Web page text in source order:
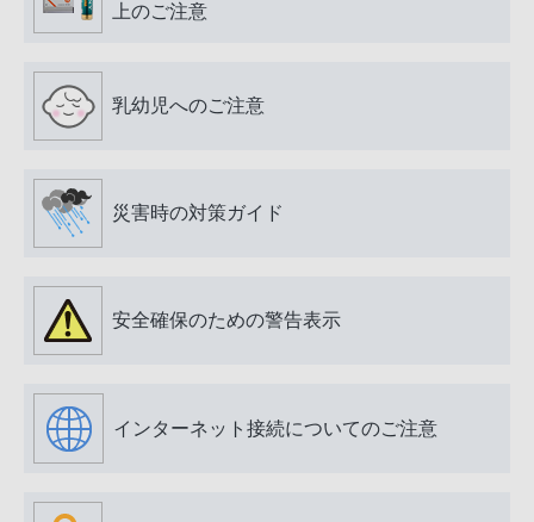
上のご注意
乳幼児へのご注意
災害時の対策ガイド
安全確保のための警告表示
インターネット接続についてのご注意